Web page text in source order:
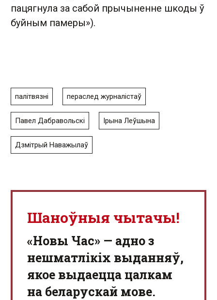
пацягнула за сабой прычыненне шкоды ў
буйным памеры»).
палітвязні пераслед журналістаў
Павел Дабравольскі Ірына Леўшына
Дзмітрый Наважылаў
Шаноўныя чытачы!
«Новы Час» — адно з
нешматлікіх выданняў,
якое выдаецца цалкам
на беларускай мове.